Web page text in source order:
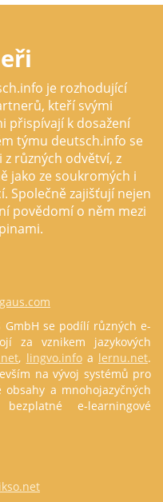
je rozhodující
kteří svými
přispívají k dosažení
týmu deutsch.info se
různých odvětví, z
jako ze soukromých i
Společně zajišťují nejen
povědomí o něm mezi
GmbH se podílí různých e-
za vznikem jazykových
, lingvo.infoa lernu.net.
na vývoj systémů pro
a mnohojazyčných
e-learningové